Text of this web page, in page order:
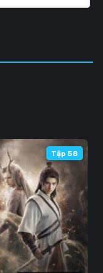
Tập 63
Tập 66
Tập 69
Tập 72
Tập 75
Tập 33
Tập 39
Tập 48
Tập 51
Tập 54
Tập 57
Tập 60
Tập 58